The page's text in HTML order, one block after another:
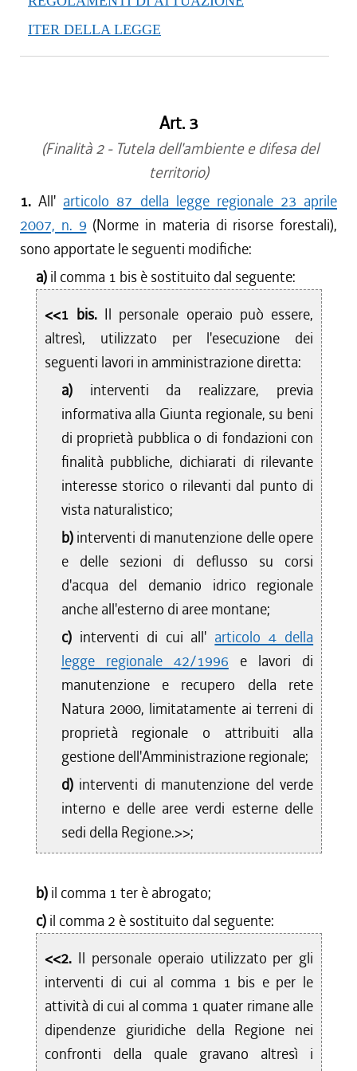
dal 10/08/2017 al 04/01/2018
dal 27/07/2017 al 09/08/2017
dal 01/12/2016 al 14/12/2016
dal 10/11/2016 al 30/11/2016
dal 13/08/2016 al 09/11/2016
dal 13/05/2016 al 31/05/2016
dal 13/01/2016 al 12/05/2016
dal 01/01/2016 al 12/01/2016
dal 13/11/2015 al 31/12/2015
dal 22/10/2015 al 12/11/2015
dal 11/08/2015 al 21/10/2015
ITER DELLA LEGGE
Art. 3
(Finalità 2 - Tutela dell'ambiente e difesa del
territorio)
1.All' articolo 87 della legge regionale 23 aprile
2007, n. 9 (Norme in materia di risorse forestali),
sono apportate le seguenti modifiche:
a) il comma 1 bis è sostituito dal seguente:
<<1 bis. Il personale operaio può essere,
altresì, utilizzato per l'esecuzione dei
seguenti lavori in amministrazione diretta:
a) interventi da realizzare, previa
informativa alla Giunta regionale, su beni
di proprietà pubblica o di fondazioni con
finalità pubbliche, dichiarati di rilevante
interesse storico o rilevanti dal punto di
vista naturalistico;
b) interventi di manutenzione delle opere
e delle sezioni di deflusso su corsi
d'acqua del demanio idrico regionale
anche all'esterno di aree montane;
c) interventi di cui all' articolo 4 della
legge regionale 42/1996 e lavori di
manutenzione e recupero della rete
Natura 2000, limitatamente ai terreni di
proprietà regionale o attribuiti alla
gestione dell'Amministrazione regionale;
d) interventi di manutenzione del verde
interno e delle aree verdi esterne delle
sedi della Regione.>>;
b) il comma 1 ter è abrogato;
c) il comma 2 è sostituito dal seguente:
<<2. Il personale operaio utilizzato per gli
interventi di cui al comma 1 bis e per le
attività di cui al comma 1 quater rimane alle
dipendenze giuridiche della Regione nei
confronti della quale gravano altresì i